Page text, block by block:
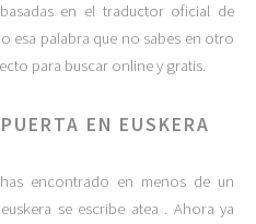
en el traductor oficial de
esa palabra que no sabes en otro
para buscar online y gratis.
EN EUSKERA
encontrado en menos de un
se escribe atea . Ahora ya